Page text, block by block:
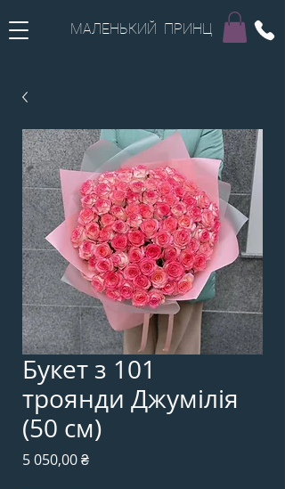
МАЛЕНЬКИЙ ПРИНЦ
Букет з 101
троянди Джумілія
(50 см)
5 050,00 ₴Ціна